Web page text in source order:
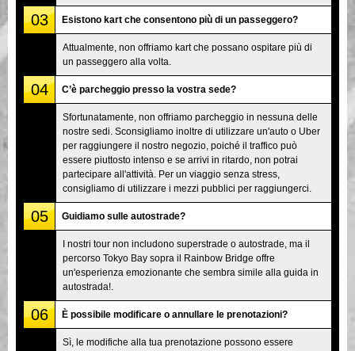
03 Esistono kart che consentono più di un passeggero?
Attualmente, non offriamo kart che possano ospitare più di
un passeggero alla volta.
04 C’è parcheggio presso la vostra sede?
Sfortunatamente, non offriamo parcheggio in nessuna delle
nostre sedi. Sconsigliamo inoltre di utilizzare un'auto o Uber
per raggiungere il nostro negozio, poiché il traffico può
essere piuttosto intenso e se arrivi in ritardo, non potrai
partecipare all'attività. Per un viaggio senza stress,
consigliamo di utilizzare i mezzi pubblici per raggiungerci.
05 Guidiamo sulle autostrade?
I nostri tour non includono superstrade o autostrade, ma il
percorso Tokyo Bay sopra il Rainbow Bridge offre
un'esperienza emozionante che sembra simile alla guida in
autostrada!.
06 È possibile modificare o annullare le prenotazioni?
Sì, le modifiche alla tua prenotazione possono essere